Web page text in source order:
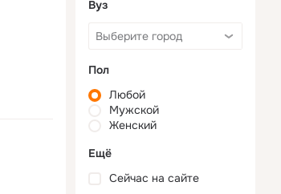
Вуз
Пол
Любой
Мужской
Женский
Ещё
Сейчас на сайте